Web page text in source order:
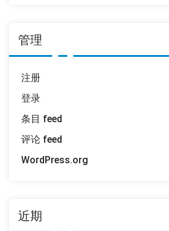
管理
注册
登录
条目 feed
评论 feed
WordPress.org
近期